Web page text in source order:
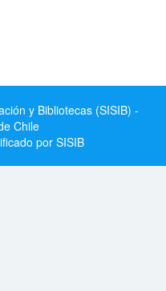
y Bibliotecas (SISIB) -
Chile
por SISIB